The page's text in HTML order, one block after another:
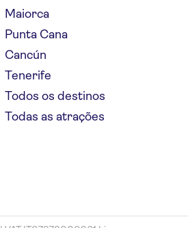
Maiorca
Punta Cana
Cancún
Tenerife
Todos os destinos
Todas as atrações